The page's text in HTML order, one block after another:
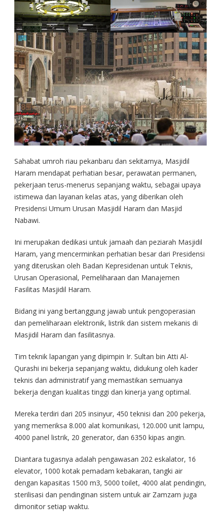
Sahabat umroh riau pekanbaru dan sekitarnya, Masjidil
Haram mendapat perhatian besar, perawatan permanen,
pekerjaan terus-menerus sepanjang waktu, sebagai upaya
istimewa dan layanan kelas atas, yang diberikan oleh
Presidensi Umum Urusan Masjidil Haram dan Masjid
Nabawi.
Ini merupakan dedikasi untuk jamaah dan peziarah Masjidil
Haram, yang mencerminkan perhatian besar dari Presidensi
yang diteruskan oleh Badan Kepresidenan untuk Teknis,
Urusan Operasional, Pemeliharaan dan Manajemen
Fasilitas Masjidil Haram.
Bidang ini yang bertanggung jawab untuk pengoperasian
dan pemeliharaan elektronik, listrik dan sistem mekanis di
Masjidil Haram dan fasilitasnya.
Tim teknik lapangan yang dipimpin Ir. Sultan bin Atti Al-
Qurashi ini bekerja sepanjang waktu, didukung oleh kader
teknis dan administratif yang memastikan semuanya
bekerja dengan kualitas tinggi dan kinerja yang optimal.
Mereka terdiri dari 205 insinyur, 450 teknisi dan 200 pekerja,
yang memeriksa 8.000 alat komunikasi, 120.000 unit lampu,
4000 panel listrik, 20 generator, dan 6350 kipas angin.
Diantara tugasnya adalah pengawasan 202 eskalator, 16
elevator, 1000 kotak pemadam kebakaran, tangki air
dengan kapasitas 1500 m3, 5000 toilet, 4000 alat pendingin,
sterilisasi dan pendinginan sistem untuk air Zamzam juga
dimonitor setiap waktu.